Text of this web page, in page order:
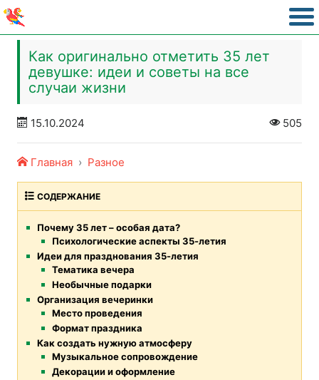
Как оригинально отметить 35 лет
девушке: идеи и советы на все
случаи жизни
15.10.2024 505
Главная Разное
СОДЕРЖАНИЕ
Почему 35 лет – особая дата?
Психологические аспекты 35-летия
Идеи для празднования 35-летия
Тематика вечера
Необычные подарки
Организация вечеринки
Место проведения
Формат праздника
Как создать нужную атмосферу
Музыкальное сопровождение
Декорации и оформление